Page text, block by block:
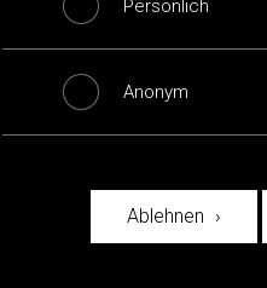
Persönlich
Anonym
Ablehnen